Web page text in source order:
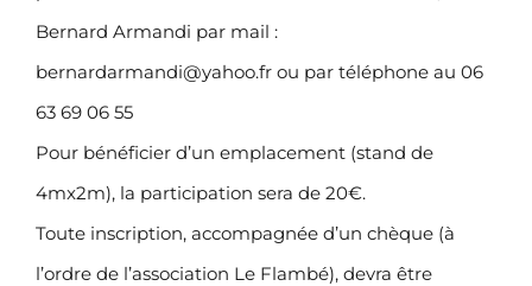
Bernard Armandi par mail :
bernardarmandi@yahoo.fr ou par téléphone au 06
63 69 06 55
Pour bénéficier d’un emplacement (stand de
4mx2m), la participation sera de 20€.
Toute inscription, accompagnée d’un chèque (à
l’ordre de l’association Le Flambé), devra être